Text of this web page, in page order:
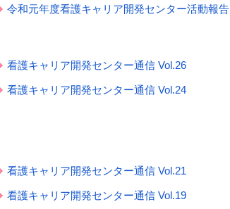
令和元年度看護キャリア開発センター活動報告
看護キャリア開発センター通信 Vol.26
看護キャリア開発センター通信 Vol.24
看護キャリア開発センター通信 Vol.21
看護キャリア開発センター通信 Vol.19